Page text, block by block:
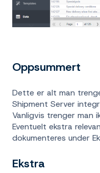
Oppsummert
Dette er alt man
Shipment Server
Vanligvis trenger man
Eventuelt ekstra
dokumenteres under
Ekstra